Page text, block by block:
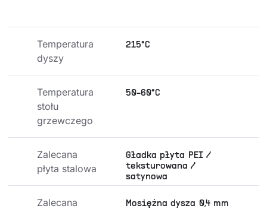
Temperatura
dyszy
215°C
Temperatura
stołu
grzewczego
50-60°C
Zalecana
płyta stalowa
Gładka płyta PEI /
teksturowana /
satynowa
Zalecana
Mosiężna dysza 0,4 mm